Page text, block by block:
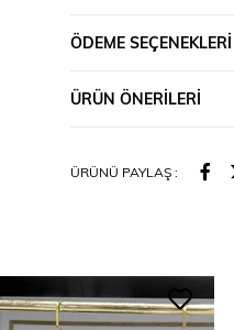
ÖDEME SEÇENEKLERI
ÜRÜN ÖNERILERI
ÜRÜNÜ PAYLAŞ :